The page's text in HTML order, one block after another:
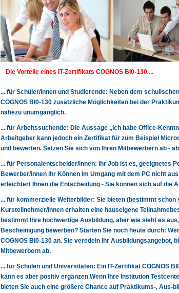
Die Vorteile eines IT-Zertifikats COGNOS BI0-130 ...
... für Schüler/innen und Studierende: Neben dem
COGNOS BI0-130 zusätzliche Möglichkeiten bei der
nahezu unumgänglich.
... für Arbeitssuchende: Die Aussage „Ich habe Office-
Arbeitgeber kann jedoch ein Zertifikat für zum Beispiel
und bewerten. Setzen Sie sich von Ihren Mitbewerbern ab -
... für Personalentscheider/innen: Ihr Job ist es, geeignetes
Bewerber/innen ihr Können im Umgang mit dem PC nicht
erleichtert Ihnen die Entscheidung - Sie können sich auf die
... für kommerzielle Weiterbilder: Sie bieten (bestimmt
Kursteilnehmer/innen erhalten eine hauseigene
bestimmt Ihre hochwertige Ausbildung, aber wie sieht es
Bescheinigung bewerben? Starten Sie noch heute durch:
COGNOS BI0-130 an. Sie veredeln Ihr Ausbildungsangebot,
Mitbewerbern ab.
... für Schulen und Universitäten: Ein IT-Zertifikat COGNOS
kann es aber positiv ergänzen.Wenn Ihre Institution
bieten Sie auch eine größere Chance auf Praktikums-,